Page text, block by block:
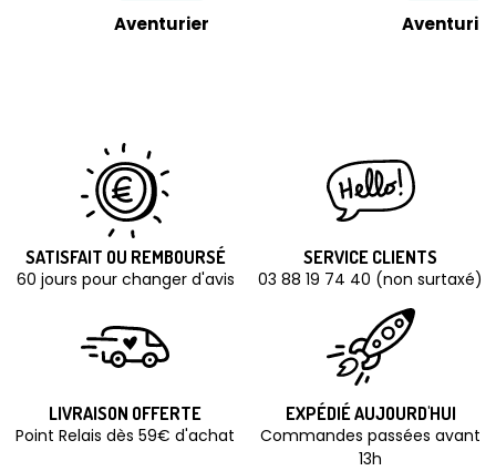
Aventurier Aventurier
SATISFAIT OU REMBOURSÉ
60 jours pour changer d'avis
SERVICE CLIENTS
03 88 19 74 40 (non surtaxé)
LIVRAISON OFFERTE
Point Relais dès 59€ d'achat
EXPÉDIÉ AUJOURD'HUI
Commandes passées avant
13h